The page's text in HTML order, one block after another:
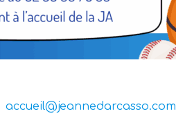
accueil@jeannedarcasso.com